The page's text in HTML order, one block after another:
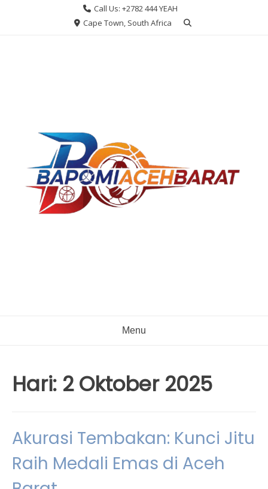
Call Us: +2782 444 YEAH
Cape Town, South Africa
Menu
Hari: 2 Oktober 2025
Akurasi Tembakan: Kunci Jitu
Raih Medali Emas di Aceh